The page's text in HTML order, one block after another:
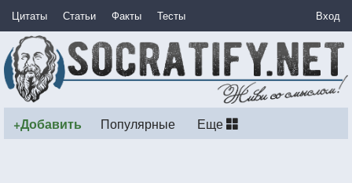
Цитаты Статьи Факты Тесты Вход
+Добавить Популярные Еще